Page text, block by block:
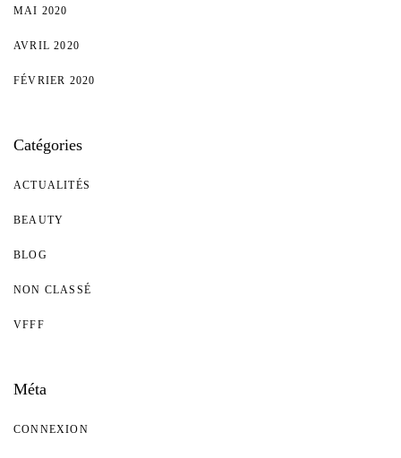
MAI 2020
AVRIL 2020
FÉVRIER 2020
Catégories
ACTUALITÉS
BEAUTY
BLOG
NON CLASSÉ
VFFF
Méta
CONNEXION